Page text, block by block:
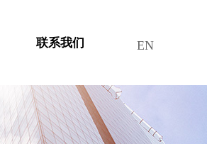
联系我们 EN